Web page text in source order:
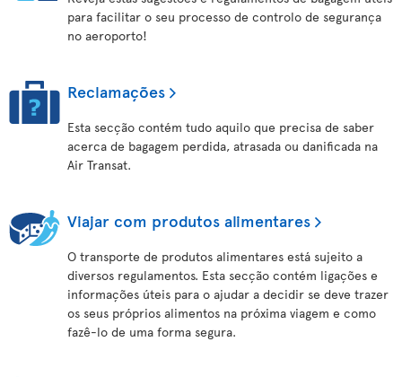
para facilitar o seu processo de controlo de segurança
no aeroporto!
Reclamações
Esta secção contém tudo aquilo que precisa de saber
acerca de bagagem perdida, atrasada ou danificada na
Air Transat.
Viajar com produtos alimentares
O transporte de produtos alimentares está sujeito a
diversos regulamentos. Esta secção contém ligações e
informações úteis para o ajudar a decidir se deve trazer
os seus próprios alimentos na próxima viagem e como
fazê-lo de uma forma segura.